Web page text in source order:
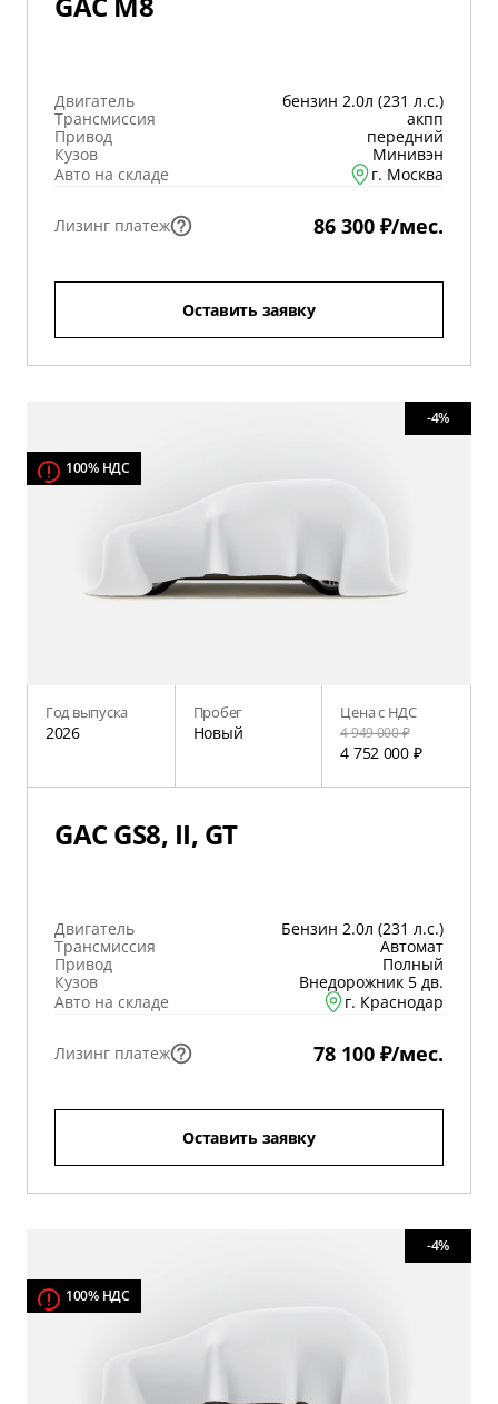
Двигатель
бензин 2.0л (231 л.с.)
Трансмиссия
акпп
Привод
передний
Кузов
Минивэн
Авто на складе
г. Москва
Лизинг платеж 86 300 ₽/мес.
Оставить заявку
100% НДС
-4%
Год выпуска
2026
Пробег
Новый
Цена с НДС
4 949 000 ₽
4 752 000 ₽
GAC GS8, II, GT
Двигатель
Бензин 2.0л (231 л.с.)
Трансмиссия
Автомат
Привод
Полный
Кузов
Внедорожник 5 дв.
Авто на складе
г. Краснодар
Лизинг платеж 78 100 ₽/мес.
Оставить заявку
100% НДС
-4%